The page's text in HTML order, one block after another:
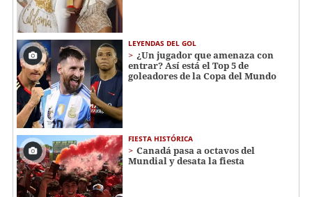
LEYENDAS DEL GOL
¿Un jugador que amenaza con
entrar? Así está el Top 5 de
goleadores de la Copa del Mundo
FIESTA HISTÓRICA
Canadá pasa a octavos del
Mundial y desata la fiesta